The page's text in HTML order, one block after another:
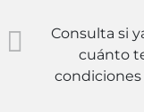
Consulta si
cuánto